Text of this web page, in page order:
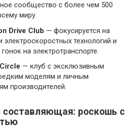
сообщество с более чем 500
миру.
Drive Club — фокусируется на
электроскоростных технологий и
на электротранспорте.
— клуб с эксклюзивным
моделям и личным
производителей.
составляющая: роскошь с